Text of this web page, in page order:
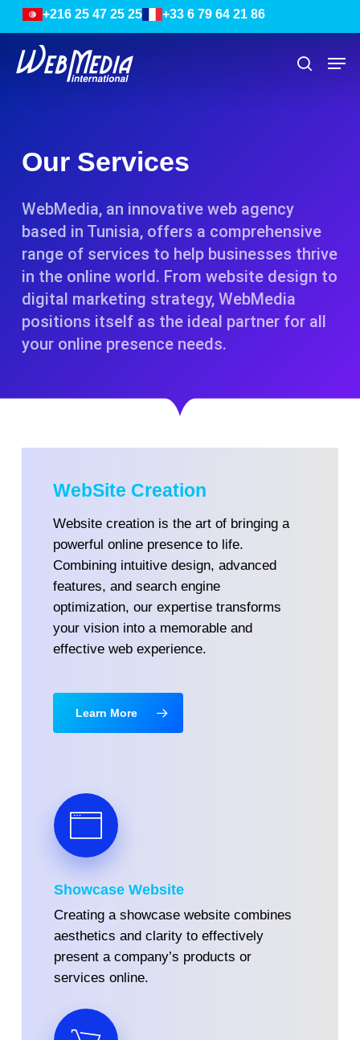
Skip
to
main
content
+216 25 47 25 25 +33 6 79 64 21 86
search
Our Services
WebMedia, an innovative web agency
based in Tunisia, offers a comprehensive
range of services to help businesses thrive
in the online world. From website design to
digital marketing strategy, WebMedia
positions itself as the ideal partner for all
your online presence needs.
WebSite Creation
Website creation is the art of bringing a
powerful online presence to life.
Combining intuitive design, advanced
features, and search engine
optimization, our expertise transforms
your vision into a memorable and
effective web experience.
Learn More
Showcase Website
Creating a showcase website combines
aesthetics and clarity to effectively
present a company’s products or
services online.